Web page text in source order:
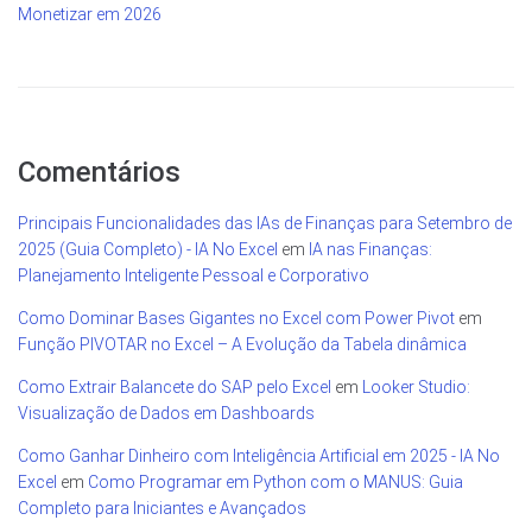
Monetizar em 2026
Comentários
Principais Funcionalidades das IAs de Finanças para Setembro de
2025 (Guia Completo) - IA No Excel em IA nas Finanças:
Planejamento Inteligente Pessoal e Corporativo
Como Dominar Bases Gigantes no Excel com Power Pivot em
Função PIVOTAR no Excel – A Evolução da Tabela dinâmica
Como Extrair Balancete do SAP pelo Excel em
Looker Studio:
Visualização de Dados em Dashboards
Como Ganhar Dinheiro com Inteligência Artificial em 2025 - IA No
Excel em Como Programar em Python com o MANUS: Guia
Completo para Iniciantes e Avançados